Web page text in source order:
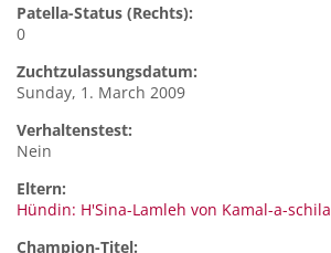
Patella-Status (Rechts):
0
Zuchtzulassungsdatum:
Sunday, 1. March 2009
Verhaltenstest:
Nein
Eltern:
Hündin: H'Sina-Lamleh von Kamal-a-schila
Champion-Titel: